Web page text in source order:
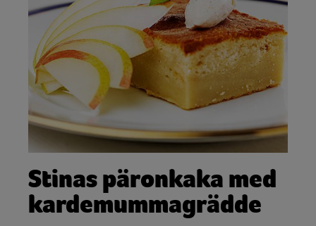
Stinas päronkaka med
kardemummagrädde